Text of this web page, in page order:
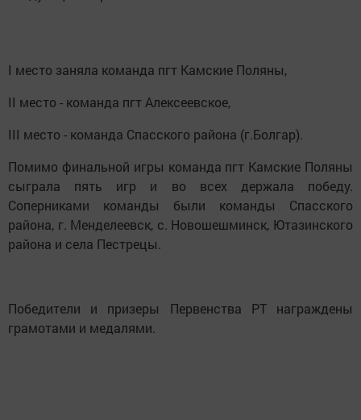
I место заняла команда пгт Камские Поляны,
II место - команда пгт Алексеевское,
III место - команда Спасского района (г.Болгар).
Помимо финальной игры команда пгт Камские Поляны
сыграла пять игр и во всех держала победу.
Соперниками команды были команды Спасского
района, г. Менделеевск, с. Новошешминск, Ютазинского
района и села Пестрецы.
Победители и призеры Первенства РТ награждены
грамотами и медалями.